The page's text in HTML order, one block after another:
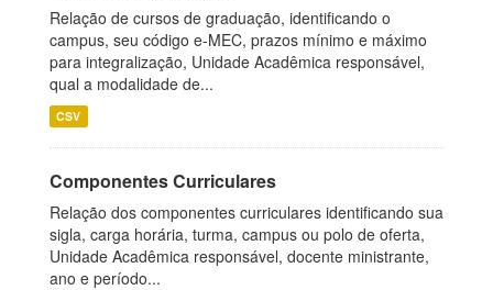
Relação de cursos de graduação, identificando o
campus, seu código e-MEC, prazos mínimo e máximo
para integralização, Unidade Acadêmica responsável,
qual a modalidade de...
CSV
Componentes Curriculares
Relação dos componentes curriculares identificando sua
sigla, carga horária, turma, campus ou polo de oferta,
Unidade Acadêmica responsável, docente ministrante,
ano e período...